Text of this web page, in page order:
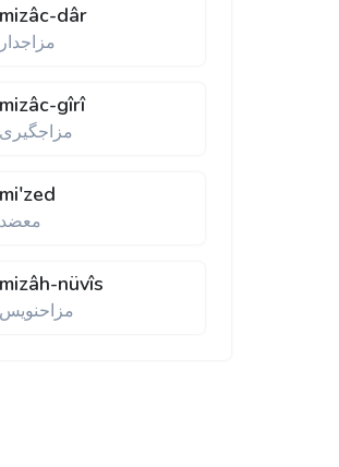
mizâc-dâr
مزاجدار
mizâc-gîrî
مزاجگيری
mi'zed
معضد
mizâh-nüvîs
مزاحنويس